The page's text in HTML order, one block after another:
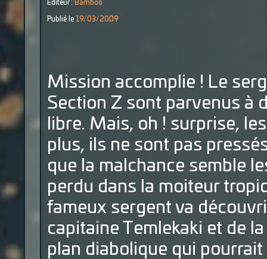
Éditeur : Bamboo
Publié le 19/03/2009
Mission accomplie ! Le
Section Z sont parvenus à
libre. Mais, oh ! surprise,
plus, ils ne sont pas
que la malchance semble
perdu dans la moiteur
fameux sergent va
capitaine Temlekaki et de
plan diabolique qui pourrait